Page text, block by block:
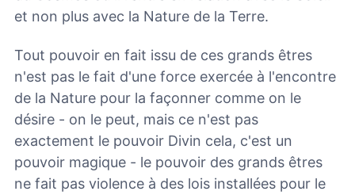
et non plus avec la Nature de la Terre.
Tout pouvoir en fait issu de ces grands êtres
n'est pas le fait d'une force exercée à l'encontre
de la Nature pour la façonner comme on le
désire - on le peut, mais ce n'est pas
exactement le pouvoir Divin cela, c'est un
pouvoir magique - le pouvoir des grands êtres
ne fait pas violence à des lois installées pour le